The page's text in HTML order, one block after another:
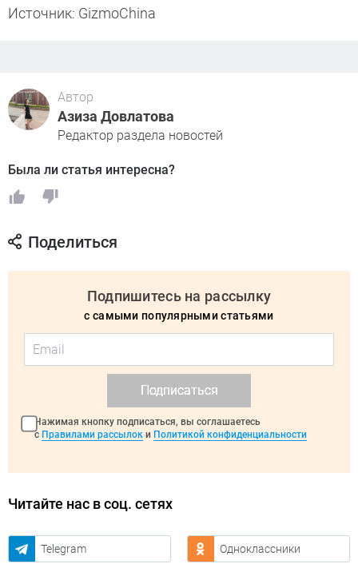
Источник: GizmoChina
Автор
Азиза Довлатова
Редактор раздела новостей
Была ли статья интересна?
Поделиться
Подпишитесь на рассылку
с самыми популярными статьями
Подписаться
Нажимая кнопку подписаться, вы соглашаетесь
с Правилами рассылок и Политикой конфиденциальности
Читайте нас в соц. сетях
Telegram Одноклассники